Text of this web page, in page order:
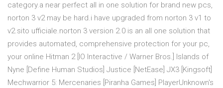
category.a near perfect all in one solution for brand new pcs,
norton 3 v2 may be hard.i have upgraded from norton 3 v1 to
v2.sito ufficiale.norton 3 version 2.0 is an all one solution that
provides automated, comprehensive protection for your pc,
your online Hitman 2 [IO Interactive / Warner Bros.] Islands of
Nyne [Define Human Studios] Justice [NetEase] JX3 [Kingsoft]
Mechwarrior 5: Mercenaries [Piranha Games] PlayerUnknown's